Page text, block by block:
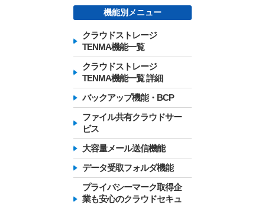
機能別メニュー
クラウドストレージ
TENMA機能一覧
クラウドストレージ
TENMA機能一覧 詳細
バックアップ機能・BCP
ファイル共有クラウドサー
ビス
大容量メール送信機能
データ受取フォルダ機能
プライバシーマーク取得企
業も安心のクラウドセキュ